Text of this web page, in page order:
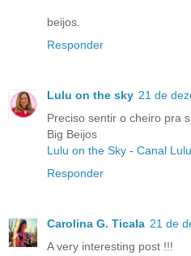
beijos.
Responder
Lulu on the sky 21 de
Preciso sentir o cheiro pra
Big Beijos
Lulu on the Sky - Canal
Responder
Carolina G. Ticala 21 de
A very interesting post !!!